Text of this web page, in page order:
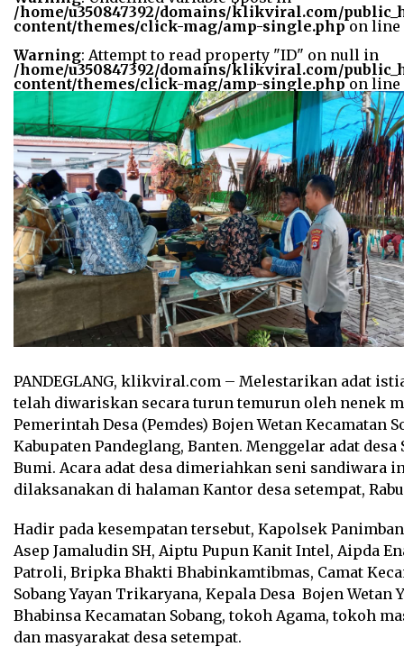
width="36"
height="36">
/home/u350847392/domains/klikviral.com/
content/themes/click-mag/amp-single.phpon line
Warning: Attempt to read property "ID" on null in
/home/u350847392/domains/klikviral.com/
content/themes/click-mag/amp-single.phpon line
PANDEGLANG, klikviral.com – Melestarikan adat
telah diwariskan secara turun temurun oleh nenek
Pemerintah Desa (Pemdes) Bojen Wetan Kecamatan
Kabupaten Pandeglang, Banten. Menggelar adat desa
Bumi. Acara adat desa dimeriahkan seni sandiwara
dilaksanakan di halaman Kantor desa setempat,
Hadir pada kesempatan tersebut, Kapolsek
Asep Jamaludin SH, Aiptu Pupun Kanit Intel, Aipda
Patroli, Bripka Bhakti Bhabinkamtibmas, Camat
Sobang Yayan Trikaryana, Kepala Desa Bojen Wetan
Bhabinsa Kecamatan Sobang, tokoh Agama, tokoh
dan masyarakat desa setempat.